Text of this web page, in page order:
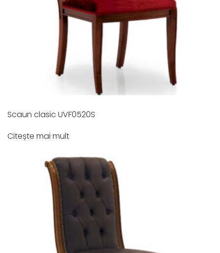
Scaun clasic UVF0520S
Citește mai mult